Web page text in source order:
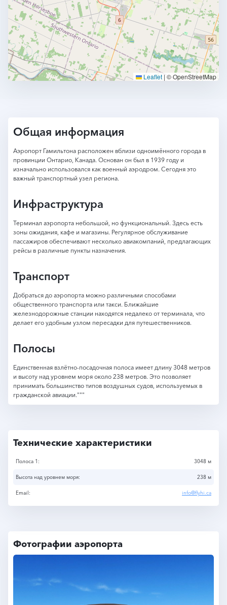
Leaflet | © OpenStreetMap
Общая информация
Аэропорт Гамильтона расположен вблизи одноимённого города в
провинции Онтарио, Канада. Основан он был в 1939 году и
изначально использовался как военный аэродром. Сегодня это
важный транспортный узел региона.
Инфраструктура
Терминал аэропорта небольшой, но функциональный. Здесь есть
зоны ожидания, кафе и магазины. Регулярное обслуживание
пассажиров обеспечивают несколько авиакомпаний, предлагающих
рейсы в различные пункты назначения.
Транспорт
Добраться до аэропорта можно различными способами
общественного транспорта или такси. Ближайшие
железнодорожные станции находятся недалеко от терминала, что
делает его удобным узлом пересадки для путешественников.
Полосы
Единственная взлётно-посадочная полоса имеет длину 3048 метров
и высоту над уровнем моря около 238 метров. Это позволяет
принимать большинство типов воздушных судов, используемых в
гражданской авиации."""
Технические характеристики
Полоса 1: 3048 м
Высота над уровнем моря: 238 м
Email: info@flyhi.ca
Фотографии аэропорта